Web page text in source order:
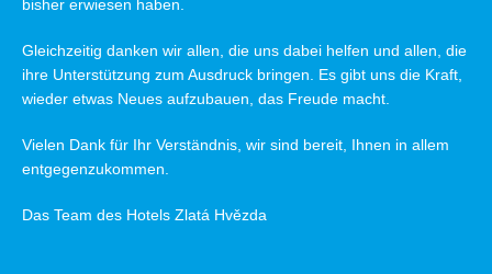
bisher erwiesen haben.
Gleichzeitig danken wir allen, die uns dabei helfen und allen, die
ihre Unterstützung zum Ausdruck bringen. Es gibt uns die Kraft,
wieder etwas Neues aufzubauen, das Freude macht.
Vielen Dank für Ihr Verständnis, wir sind bereit, Ihnen in allem
entgegenzukommen.
Das Team des Hotels Zlatá Hvězda